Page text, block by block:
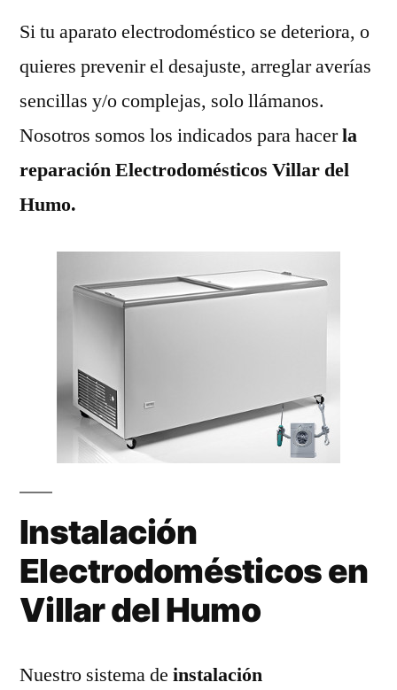
Si tu aparato electrodoméstico se deteriora, o
quieres prevenir el desajuste, arreglar averías
sencillas y/o complejas, solo llámanos.
Nosotros somos los indicados para hacerla
reparación Electrodomésticos Villar del
Humo.
Instalación
Electrodomésticos en
Villar del Humo
Nuestro sistema de instalación